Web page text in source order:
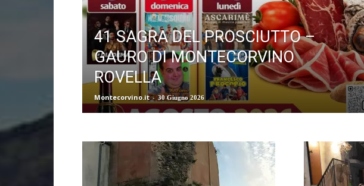
41 SAGRA DEL PROSCIUTTO –
GAURO DI MONTECORVINO
ROVELLA
Montecorvino.it - 30 Giugno 2026